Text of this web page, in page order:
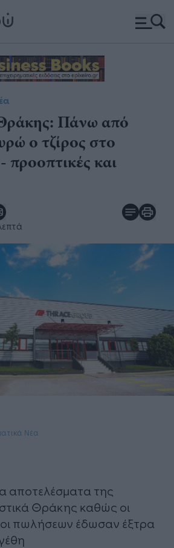
Πάνω από
ο τζίρος στο
προοπτικές και
Νέα
αποτελέσματα της
Θράκης καθώς οι
πωλήσεων έδωσαν έξτρα